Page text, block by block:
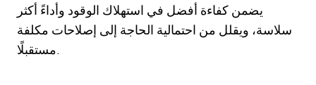
يضمن كفاءة أفضل في استهلاك الوقود وأداءً أكثر
سلاسة، ويقلل من احتمالية الحاجة إلى إصلاحات مكلفة
مستقبلًا.